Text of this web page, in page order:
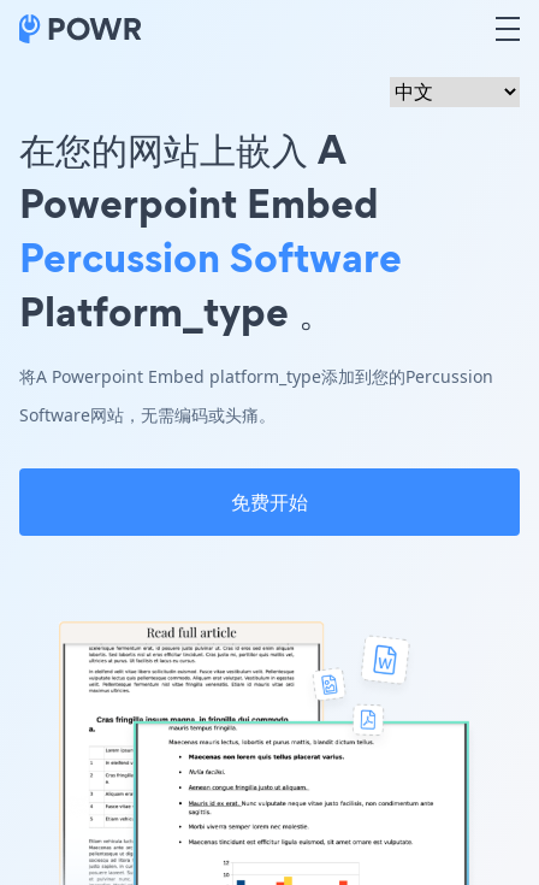
在您的网站上嵌入 A
Powerpoint Embed
Percussion Software
Platform_type 。
将A Powerpoint Embed platform_type添加到您的Percussion
Software网站，无需编码或头痛。
免费开始